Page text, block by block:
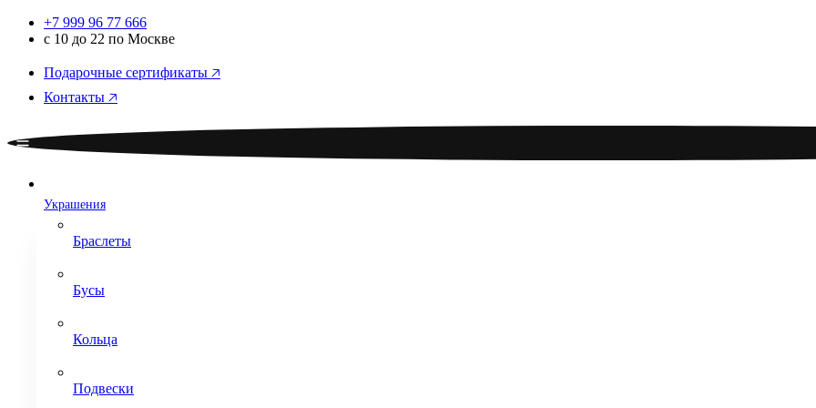
+7 999 96 77 666
с 10 до 22 по Москве
Подарочные сертификаты 🡥
Контакты 🡥
Украшения
Браслеты
Бусы
Кольца
Подвески